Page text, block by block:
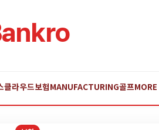
클라우드보험MANUFACTURING골프MORE